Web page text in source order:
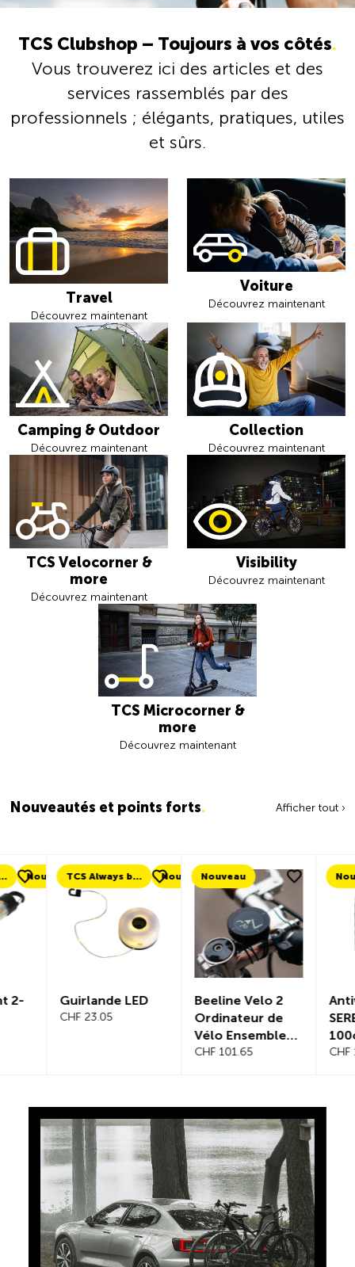
TCS Clubshop – Toujours à vos côtés.
Vous trouverez ici des articles et des
services rassemblés par des
professionnels ; élégants, pratiques, utiles
et sûrs.
Travel
Découvrez maintenant
Voiture
Découvrez maintenant
Camping & Outdoor
Découvrez maintenant
Collection
Découvrez maintenant
TCS Velocorner &
more
Découvrez maintenant
Visibility
Découvrez maintenant
TCS Microcorner &
more
Découvrez maintenant
Nouveautés et points forts. Afficher tout ›
TCS Always by my side Nouveau
Guirlande LED
CHF 23.05
Nouveau
Beeline Velo 2
Ordinateur de
Vélo Ensemble
Complet
CHF 101.65
Nouveau
Antivol à
SEREA
100cm Ø
CHF 119.35